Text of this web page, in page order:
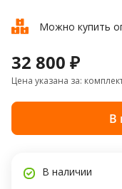
Можно купить
32 800 ₽
Цена указана за:
В
В наличии